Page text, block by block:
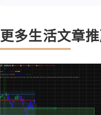
更多生活文章